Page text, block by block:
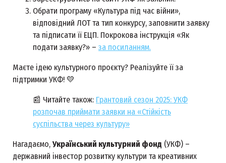
Обрати програму «Культура під час війни»,
відповідний ЛОТ та тип конкурсу, заповнити заявку
та підписати її ЕЦП. Покрокова інструкція «Як
подати заявку?» – за посиланням.
Маєте ідею культурного проєкту? Реалізуйте її за
підтримки УКФ! 💛
📰 Читайте також: Грантовий сезон 2025: УКФ
розпочав приймати заявки на «Стійкість
суспільства через культуру»
Нагадаємо, Український культурний фонд (УКФ) –
державний інвестор розвитку культури та креативних